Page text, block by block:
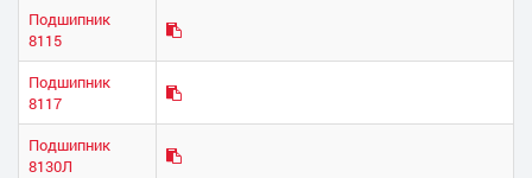
Подшипник
8115
Подшипник
8117
Подшипник
8130Л